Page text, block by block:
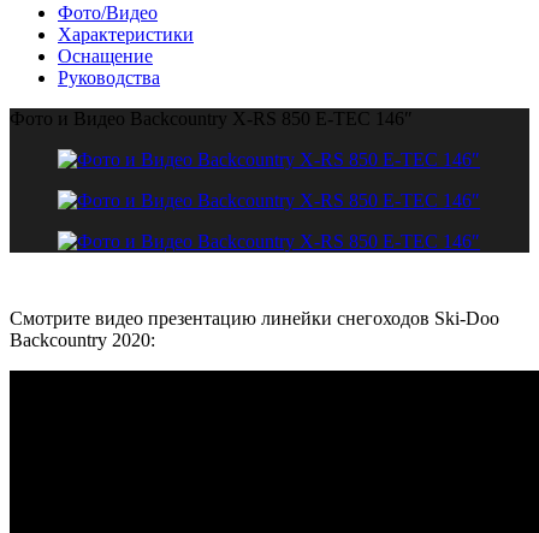
Фото/Видео
Характеристики
Оснащение
Руководства
Фото и Видео Backcountry X-RS 850 E-TEC 146″
Смотрите видео презентацию линейки снегоходов Ski-Doo
Backcountry 2020: